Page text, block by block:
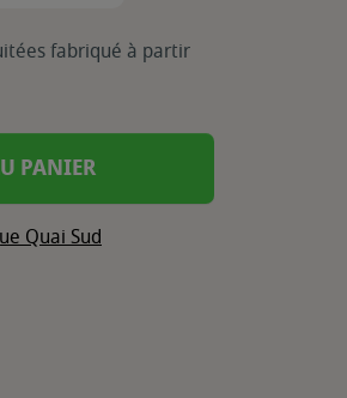
fabriqué à partir
PANIER
Quai Sud